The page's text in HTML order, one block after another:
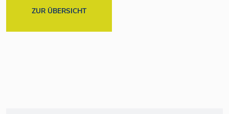
ZUR ÜBERSICHT